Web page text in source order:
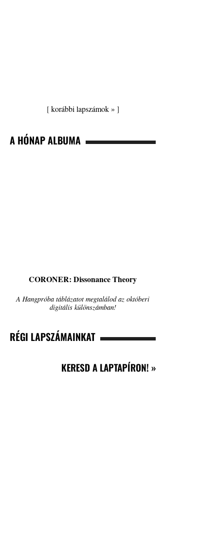
[korábbi lapszámok » ]
A HÓNAP ALBUMA
CORONER: Dissonance Theory
A Hangpróba táblázatot megtalálod az októberi
digitális különszámban!
RÉGI LAPSZÁMAINKAT
KERESD A LAPTAPÍRON! »